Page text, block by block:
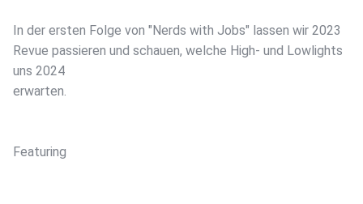
In der ersten Folge von "Nerds with Jobs" lassen wir 2023
Revue passieren und schauen, welche High- und Lowlights
uns 2024
erwarten.
Featuring